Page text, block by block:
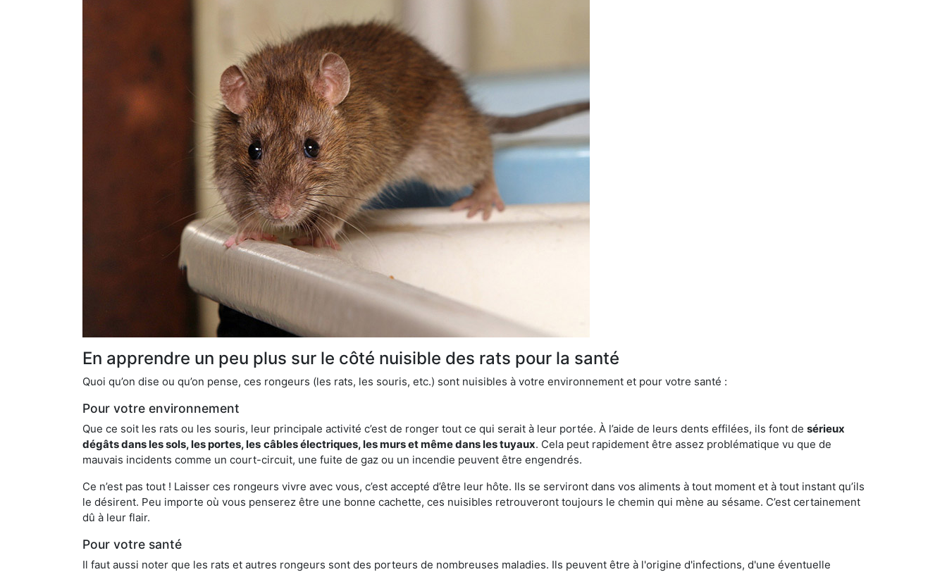
En apprendre un peu plus sur le côté nuisible des rats pour la santé
Quoi qu’on dise ou qu’on pense, ces rongeurs (les rats, les souris, etc.) sont nuisibles à votre environnement et pour votre santé :
Pour votre environnement
Que ce soit les rats ou les souris, leur principale activité c’est de ronger tout ce qui serait à leur portée. À l’aide de leurs dents effilées, ils font de sérieux
dégâts dans les sols, les portes, les câbles électriques, les murs et même dans les tuyaux. Cela peut rapidement être assez problématique vu que de
mauvais incidents comme un court-circuit, une fuite de gaz ou un incendie peuvent être engendrés.
Ce n’est pas tout ! Laisser ces rongeurs vivre avec vous, c’est accepté d’être leur hôte. Ils se serviront dans vos aliments à tout moment et à tout instant qu’ils
le désirent. Peu importe où vous penserez être une bonne cachette, ces nuisibles retrouveront toujours le chemin qui mène au sésame. C’est certainement
dû à leur flair.
Pour votre santé
Il faut aussi noter que les rats et autres rongeurs sont des porteurs de nombreuses maladies. Ils peuvent être à l'origine d'infections, d'une éventuelle